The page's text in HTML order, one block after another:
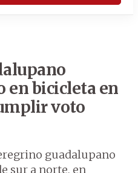
en bicicleta en
voto
guadalupano
sur a norte, en